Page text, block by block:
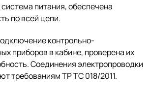
питания, обеспечена
по всей цепи.
контрольно-
приборов в кабине, проверена их
Соединения электропроводки
требованиям ТР ТС 018/2011.